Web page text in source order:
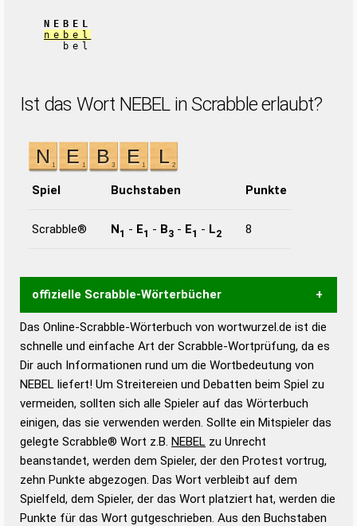
NEBEL
nebel
bel
Ist das Wort NEBEL in Scrabble erlaubt?
Spiel Buchstaben Punkte
Scrabble® N1 - E1 - B3 - E1 - L2 8
offizielle Scrabble-Wörterbücher
Wortwurzel liefert mit Hilfe eines semantischen
Wortanalyse-Algorithmus gute Anhaltspunkte zu
Wortbedeutung, Worttrennung und Wortform, um die
Gültigkeit eines Wortes für das Scrabble-Spiel zu
bestimmen!
zugelassene Turnier Scrabble-
Wörterbücher sind:
Duden – Standardwerk in 12 Bänden
Duden – Richtiges und gutes
Deutsch
Das Online-Scrabble-Wörterbuch von wortwurzel.de ist die
schnelle und einfache Art der Scrabble-Wortprüfung, da es
Dir auch Informationen rund um die Wortbedeutung von
NEBEL liefert! Um Streitereien und Debatten beim Spiel zu
vermeiden, sollten sich alle Spieler auf das Wörterbuch
einigen, das sie verwenden werden. Sollte ein Mitspieler das
gelegte Scrabble® Wort z.B. NEBEL zu Unrecht
beanstandet, werden dem Spieler, der den Protest vortrug,
zehn Punkte abgezogen. Das Wort verbleibt auf dem
Spielfeld, dem Spieler, der das Wort platziert hat, werden die
Punkte für das Wort gutgeschrieben. Aus den Buchstaben